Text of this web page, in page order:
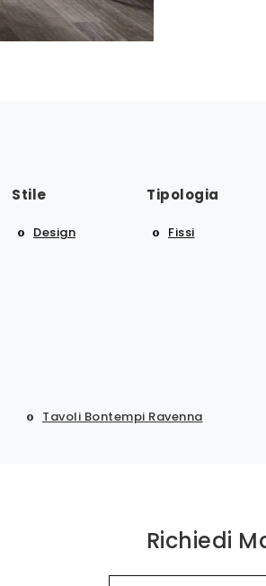
Stile
Design
Tipologia
Fissi
Tavoli Bontempi Ravenna
Richiedi